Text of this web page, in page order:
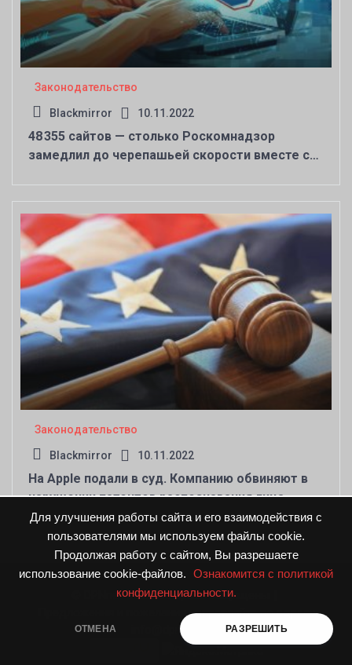
Для улучшения работы сайта и его взаимодействия с
пользователями мы используем файлы cookie.
Продолжая работу с сайтом, Вы разрешаете
использование cookie-файлов.
Ознакомится с политикой
конфиденциальности.
ОТМЕНА РАЗРЕШИТЬ
Законодательство
Blackmirror 10.11.2022
48 355 сайтов — столько Роскомнадзор
замедлил до черепашьей скорости вместе с
Законодательство
Blackmirror 10.11.2022
На Apple подали в суд. Компанию обвиняют в
нарушении патентов распознавания лица
© DPNnews.ru. Все права защищены
Предложения и пожелания направляйте по адресу
info@dpnnews.ru